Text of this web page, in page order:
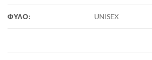
ΦΥΛΟ: UNISEX